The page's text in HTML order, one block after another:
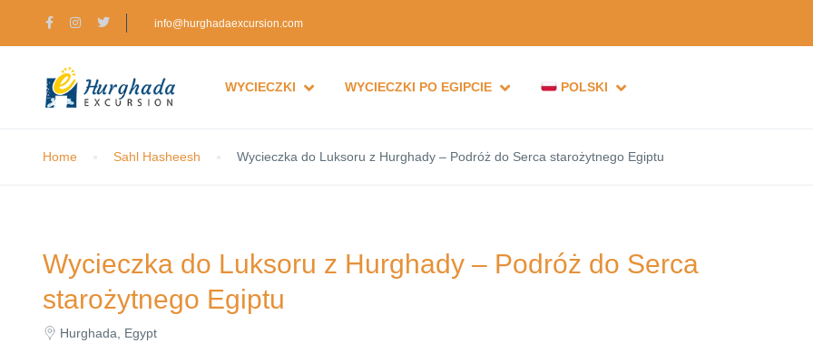
info@hurghadaexcursion.com
WYCIECZKI WYCIECZKI PO EGIPCIE POLSKI
Home Sahl Hasheesh Wycieczka do Luksoru z Hurghady – Podróż do Serca starożytnego Egiptu
Wycieczka do Luksoru z Hurghady – Podróż do Serca
starożytnego Egiptu
Hurghada, Egypt